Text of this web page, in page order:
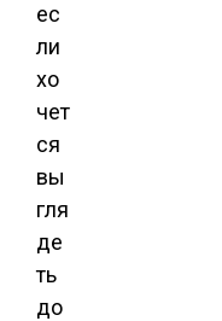
ес
ли
хо
чет
ся
вы
гля
де
ть
до